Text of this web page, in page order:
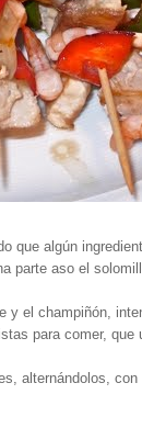
que algún
parte aso el
el champiñón,
para comer, que
alternándolos,